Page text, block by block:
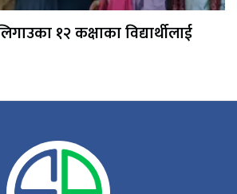
१२ कक्षाका विद्यार्थीलाई